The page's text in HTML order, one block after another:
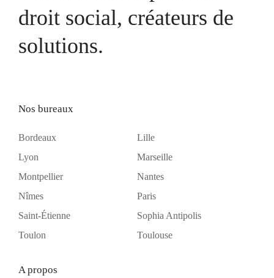
droit social, créateurs de
solutions.
Nos bureaux
Bordeaux
Lille
Lyon
Marseille
Montpellier
Nantes
Nîmes
Paris
Saint-Étienne
Sophia Antipolis
Toulon
Toulouse
A propos